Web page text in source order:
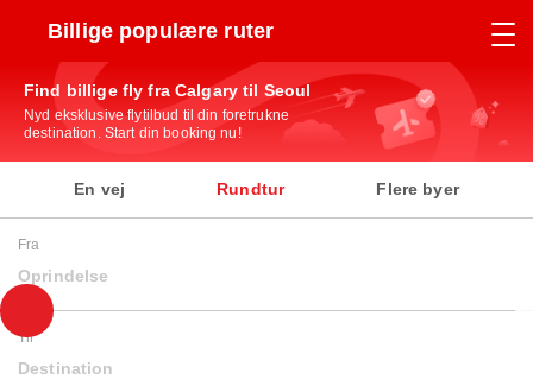
Billige populære ruter
Find billige fly fra Calgary til Seoul
Nyd eksklusive flytilbud til din foretrukne
destination. Start din booking nu!
En vej Rundtur Flere byer
Fra
Oprindelse
Til
Destination